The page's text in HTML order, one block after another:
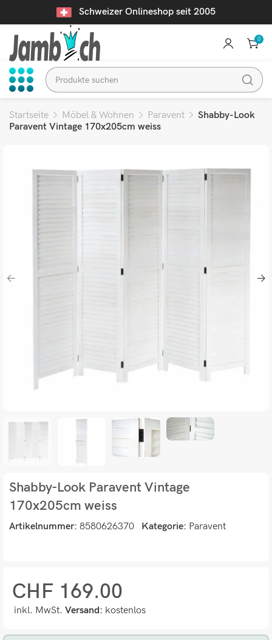
Schweizer Onlineshop seit 2005
0
Startseite Möbel & Wohnen Paravent
Shabby-Look
Paravent Vintage 170x205cm weiss
Shabby-Look Paravent Vintage
170x205cm weiss
Artikelnummer: 8580626370 Kategorie: Paravent
CHF 169.00
inkl. MwSt. Versand: kostenlos